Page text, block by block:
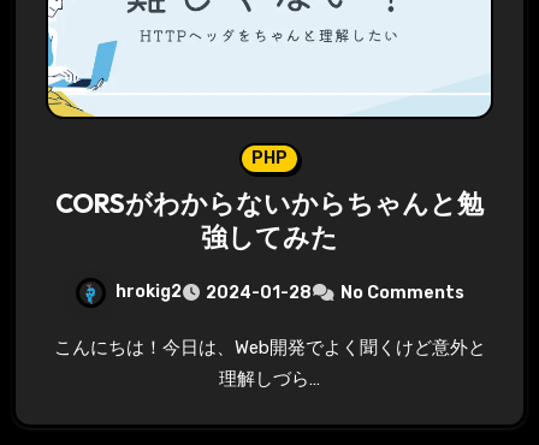
PHP
CORSがわからないからちゃんと勉
強してみた
hrokig2 2024-01-28 No Comments
こんにちは！今日は、Web開発でよく聞くけど意外と
理解しづら…